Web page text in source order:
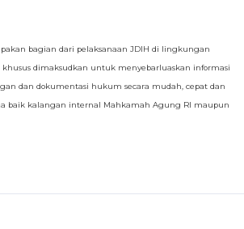
bagian dari pelaksanaan JDIH di lingkungan
khusus dimaksudkan untuk menyebarluaskan informasi
dan dokumentasi hukum secara mudah, cepat dan
baik kalangan internal Mahkamah Agung RI maupun